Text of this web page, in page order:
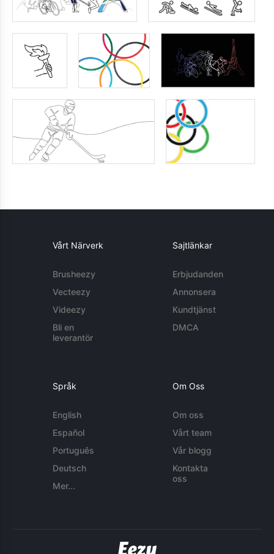
Vårt Närverk
Brusheezy
Vecteezy
Videezy
Bli en
leverantör
Sajtlänkar
Erbjudanden
Annonsera
Kundtjänst
DMCA
Språk
English
Español
Português
Deutsch
Mer...
Om Oss
Om oss
Vårt team
Vår blogg
Kontakta
oss